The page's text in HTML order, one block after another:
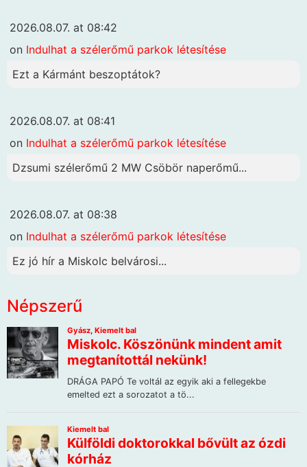
2026.08.07. at 08:42
on Indulhat a szélerőmű parkok létesítése
Ezt a Kármánt beszoptátok?
2026.08.07. at 08:41
on Indulhat a szélerőmű parkok létesítése
Dzsumi szélerőmű 2 MW Csöbör naperőmű...
2026.08.07. at 08:38
on Indulhat a szélerőmű parkok létesítése
Ez jó hír a Miskolc belvárosi...
Népszerű